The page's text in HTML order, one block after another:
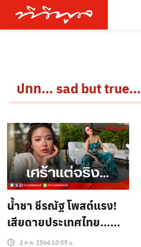
ปทท… sad but true…
น้ำชา ชีรณัฐ โพสต์แรง!
เสียดายประเทศไทย…
เศร้าแต่จริง
2 ก.ค. 2564 10:05 น.